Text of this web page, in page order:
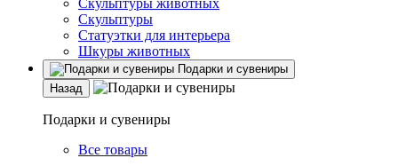
Скульптуры животных
Скульптуры
Статуэтки для интерьера
Шкуры животных
Подарки и сувениры
Назад
Подарки и сувениры
Все товары